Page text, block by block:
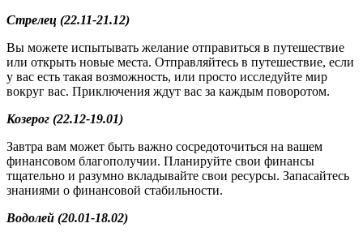
Стрелец (22.11-21.12)
Вы можете испытывать желание отправиться в путешествие
или открыть новые места. Отправляйтесь в путешествие, если
у вас есть такая возможность, или просто исследуйте мир
вокруг вас. Приключения ждут вас за каждым поворотом.
Козерог (22.12-19.01)
Завтра вам может быть важно сосредоточиться на вашем
финансовом благополучии. Планируйте свои финансы
тщательно и разумно вкладывайте свои ресурсы. Запасайтесь
знаниями о финансовой стабильности.
Водолей (20.01-18.02)